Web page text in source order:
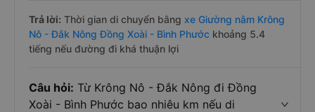
Trả lời: Thời gian di chuyển bằng xe Giường nằm Krông
Nô - Đắk Nông Đồng Xoài - Bình Phước khoảng 5.4
tiếng nếu đường đi khá thuận lợi
Câu hỏi: Từ Krông Nô - Đắk Nông đi Đồng
Xoài - Bình Phước bao nhiêu km nếu di